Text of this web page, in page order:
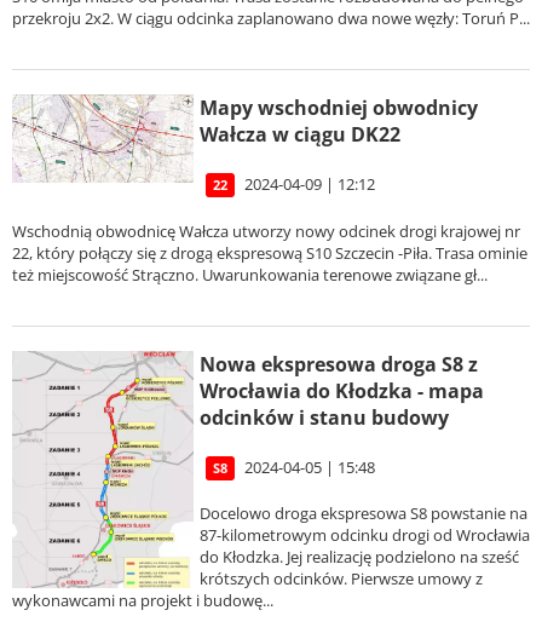
przekroju 2x2. W ciągu odcinka zaplanowano dwa nowe węzły: Toruń P...
Mapy wschodniej obwodnicy
Wałcza w ciągu DK22
22 2024-04-09 | 12:12
Wschodnią obwodnicę Wałcza utworzy nowy odcinek drogi krajowej nr
22, który połączy się z drogą ekspresową S10 Szczecin -Piła. Trasa ominie
też miejscowość Strączno. Uwarunkowania terenowe związane gł...
Nowa ekspresowa droga S8 z
Wrocławia do Kłodzka - mapa
odcinków i stanu budowy
S8 2024-04-05 | 15:48
Docelowo droga ekspresowa S8 powstanie na
87-kilometrowym odcinku drogi od Wrocławia
do Kłodzka. Jej realizację podzielono na sześć
krótszych odcinków. Pierwsze umowy z
wykonawcami na projekt i budowę...